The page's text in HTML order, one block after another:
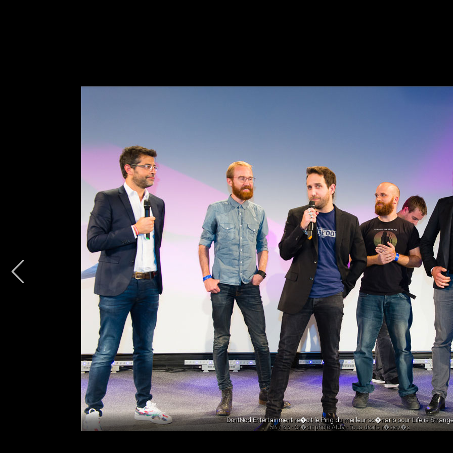
DontNod Entertainment re�oit le Ping du meilleur sc�nario pour Life is Strange
58 / 83 - Cr�dit photo AFJV - Tous droits r�serv�s